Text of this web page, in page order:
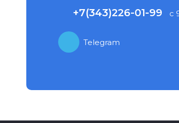
+7(343)226-01-99 с
Telegram